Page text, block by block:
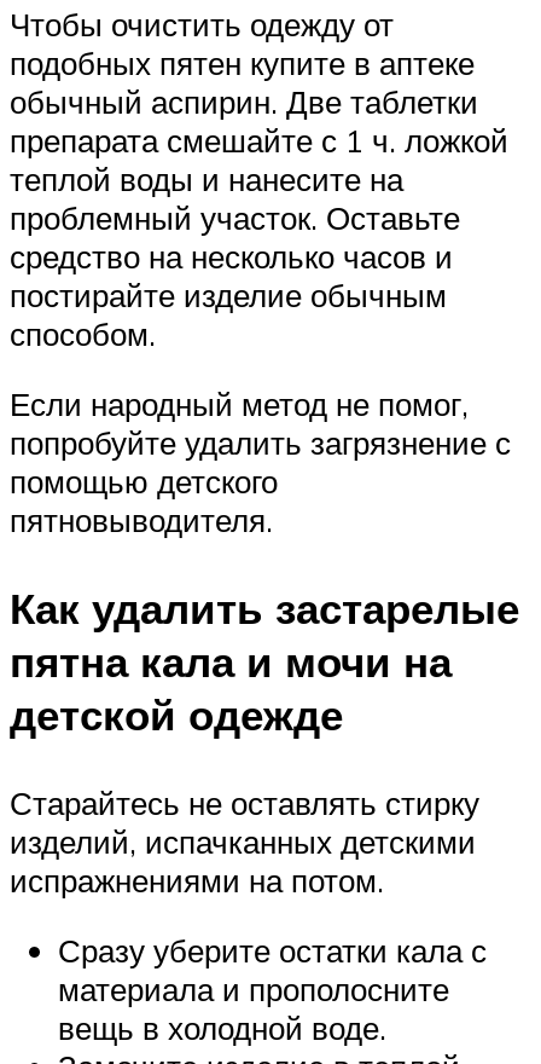
Чтобы очистить одежду от
подобных пятен купите в аптеке
обычный аспирин. Две таблетки
препарата смешайте с 1 ч. ложкой
теплой воды и нанесите на
проблемный участок. Оставьте
средство на несколько часов и
постирайте изделие обычным
способом.
Если народный метод не помог,
попробуйте удалить загрязнение с
помощью детского
пятновыводителя.
Как удалить застарелые
пятна кала и мочи на
детской одежде
Старайтесь не оставлять стирку
изделий, испачканных детскими
испражнениями на потом.
Сразу уберите остатки кала с
материала и прополосните
вещь в холодной воде.